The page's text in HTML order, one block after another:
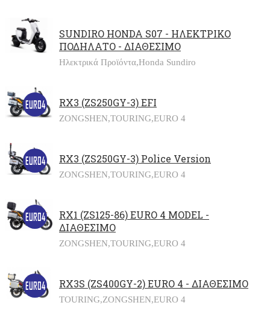
SUNDIRO HONDA S07 - ΗΛΕΚΤΡΙΚΟ
ΠΟΔΗΛΑΤΟ - ΔΙΑΘΕΣΙΜΟ
Ηλεκτρικά Προϊόντα,Honda Sundiro
RX3 (ZS250GY-3) EFI
ZONGSHEN,TOURING,EURO 4
RX3 (ZS250GY-3) Police Version
ZONGSHEN,TOURING,EURO 4
RX1 (ZS125-86) EURO 4 MODEL -
ΔΙΑΘΕΣΙΜΟ
ZONGSHEN,TOURING,EURO 4
RX3S (ZS400GY-2) EURO 4 - ΔΙΑΘΕΣΙΜΟ
TOURING,ZONGSHEN,EURO 4